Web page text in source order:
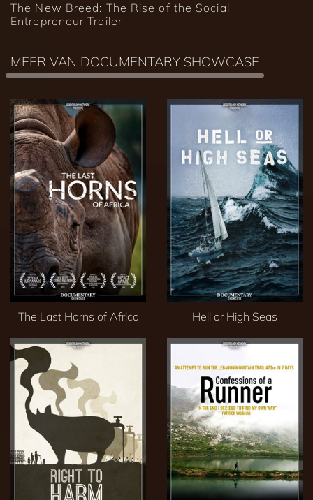
The New Breed: The Rise of the Social
Entrepreneur Trailer
MEER VAN DOCUMENTARY SHOWCASE
The Last Horns of Africa Hell or High Seas